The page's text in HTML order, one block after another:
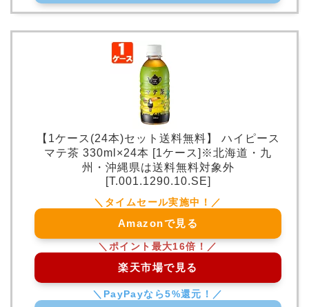
【1ケース(24本)セット送料無料】 ハイピース
マテ茶 330ml×24本 [1ケース]※北海道・九
州・沖縄県は送料無料対象外
[T.001.1290.10.SE]
Amazonで見る
楽天市場で見る